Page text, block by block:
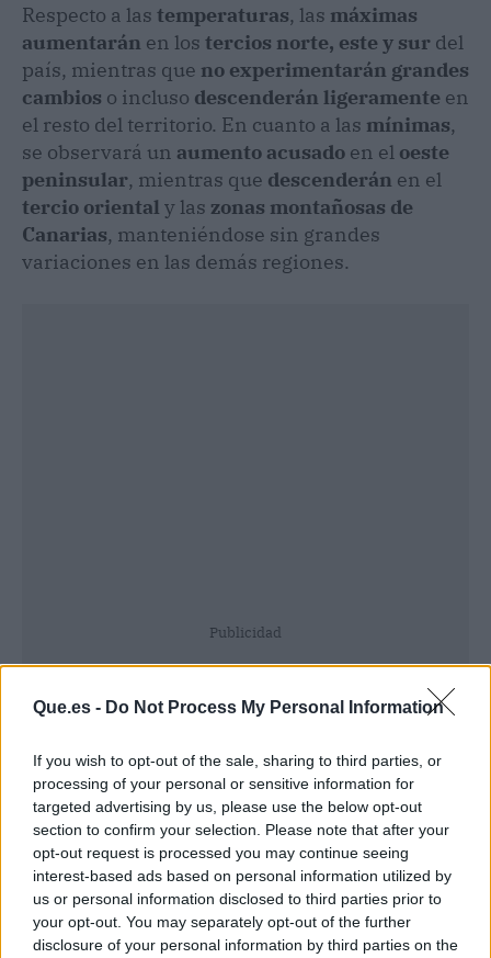
Que.es - Do Not Process My Personal Information
If you wish to opt-out of the sale, sharing to third parties, or
processing of your personal or sensitive information for
targeted advertising by us, please use the below opt-out
section to confirm your selection. Please note that after your
opt-out request is processed you may continue seeing
interest-based ads based on personal information utilized by
us or personal information disclosed to third parties prior to
your opt-out. You may separately opt-out of the further
disclosure of your personal information by third parties on the
Respecto a las temperaturas, las máximas
aumentarán en los tercios norte, este y sur del
país, mientras que no experimentarán grandes
cambios o incluso descenderán ligeramente en
el resto del territorio. En cuanto a las mínimas,
se observará un aumento acusado en el oeste
peninsular, mientras que descenderán en el
tercio oriental y las zonas montañosas de
Canarias, manteniéndose sin grandes
variaciones en las demás regiones.
Publicidad